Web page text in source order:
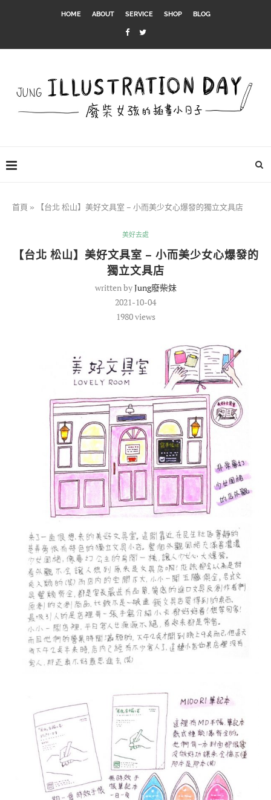
HOME ABOUT SERVICE SHOP BLOG
首頁 » 【台北 松山】美好文具室 – 小而美少女心爆發的獨立文具店
美好去處
【台北 松山】美好文具室 – 小而美少女心爆發的
獨立文具店
written byJung廢柴妹
2021-10-04
1980views